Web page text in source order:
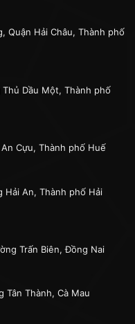
Quận Hải Châu, Thành phố
Dầu Một, Thành phố
Cựu, Thành phố Huế
Hải An, Thành phố Hải
Trấn Biên, Đồng Nai
Tân Thành, Cà Mau